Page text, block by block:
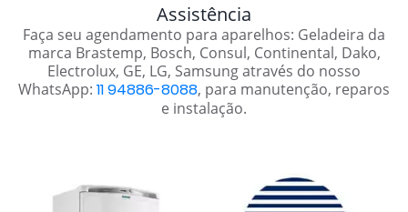
Assistência
Faça seu agendamento para aparelhos: Geladeira da
marca Brastemp, Bosch, Consul, Continental, Dako,
Electrolux, GE, LG, Samsung através do nosso
WhatsApp: 11 94886-8088, para manutenção, reparos
e instalação.